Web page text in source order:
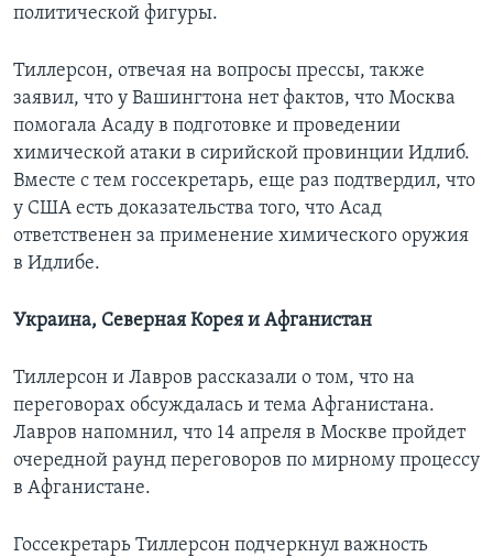
политической фигуры.
Тиллерсон, отвечая на вопросы прессы, также
заявил, что у Вашингтона нет фактов, что Москва
помогала Асаду в подготовке и проведении
химической атаки в сирийской провинции Идлиб.
Вместе с тем госсекретарь, еще раз подтвердил, что
у США есть доказательства того, что Асад
ответственен за применение химического оружия
в Идлибе.
Украина, Северная Корея и Афганистан
Тиллерсон и Лавров рассказали о том, что на
переговорах обсуждалась и тема Афганистана.
Лавров напомнил, что 14 апреля в Москве пройдет
очередной раунд переговоров по мирному процессу
в Афганистане.
Госсекретарь Тиллерсон подчеркнул важность